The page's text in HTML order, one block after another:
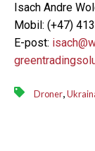
Isach Andre
Mobil: (+47)
E-post:
Droner,